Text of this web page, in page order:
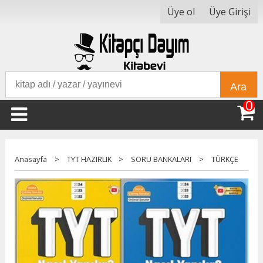
Üye ol Üye Girişi
Ara
0
Anasayfa > TYT HAZIRLIK > SORU BANKALARI > TÜRKÇE